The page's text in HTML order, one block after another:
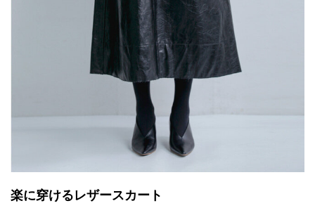
楽に穿けるレザースカート